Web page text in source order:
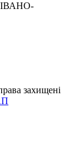
захищені